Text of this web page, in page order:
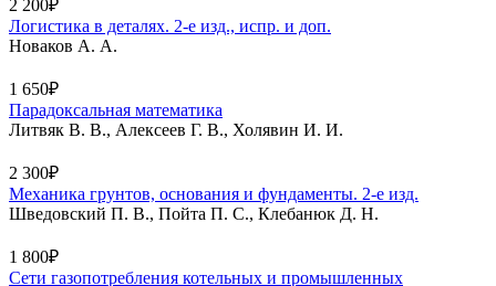
2 200₽
Логистика в деталях. 2-е изд., испр. и доп.
Новаков А. А.
1 650₽
Парадоксальная математика
Литвяк В. В., Алексеев Г. В., Холявин И. И.
2 300₽
Механика грунтов, основания и фундаменты. 2-е изд.
Шведовский П. В., Пойта П. С., Клебанюк Д. Н.
1 800₽
Сети газопотребления котельных и промышленных